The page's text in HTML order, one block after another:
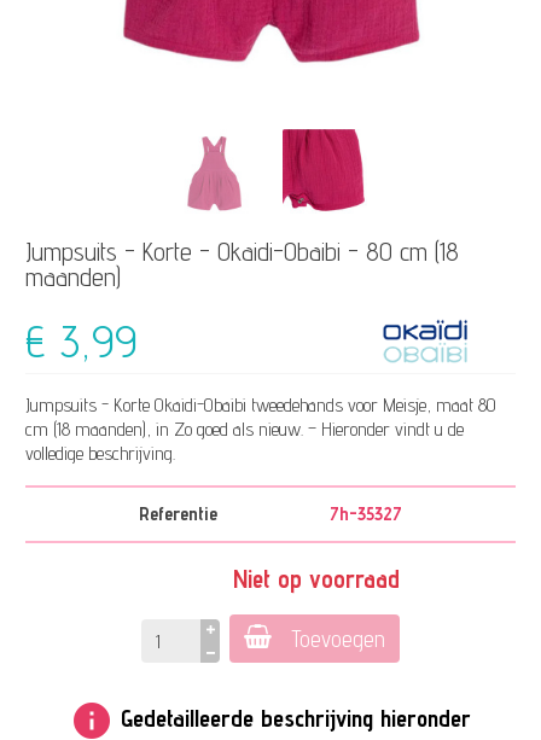
Jumpsuits - Korte - Okaidi-Obaibi - 80 cm (18
maanden)
€ 3,99
Jumpsuits - Korte Okaidi-Obaibi tweedehands voor Meisje, maat 80
cm (18 maanden), in Zo goed als nieuw. – Hieronder vindt u de
volledige beschrijving.
Referentie 7h-35327
Niet op voorraad
Toevoegen
info Gedetailleerde beschrijving hieronder